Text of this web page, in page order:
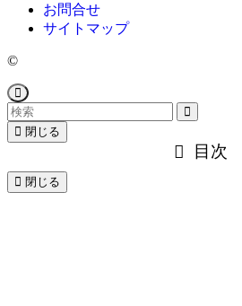
お問合せ
サイトマップ
©
閉じる
目次
閉じる